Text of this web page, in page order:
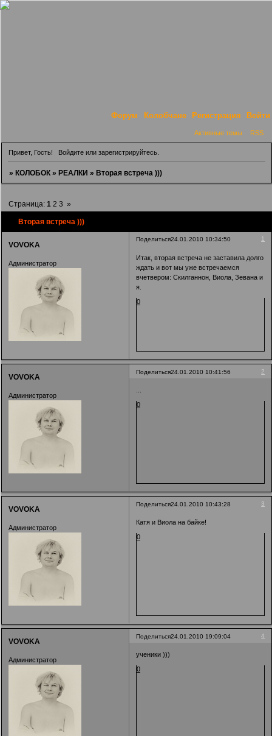
Форум Колобчане Регистрация Войти
Активные темы RSS
Привет, Гость! Войдитеили зарегистрируйтесь.
»КОЛОБОК »РЕАЛКИ »Вторая встреча )))
Вторая встреча )))
Страница:1 2 3 »
Поделиться 1
24.01.2010 10:34:50
VOVOKA
Администратор
Итак, вторая встреча не заставила долго
ждать и вот мы уже встречаемся
вчетвером: Скилганнон, Виола, Зевана и
я.
0
Поделиться 2
24.01.2010 10:41:56
VOVOKA
Администратор
0
Поделиться 3
24.01.2010 10:43:28
VOVOKA
Администратор
Катя и Виола на байке!
0
Поделиться 4
24.01.2010 19:09:04
VOVOKA
Администратор
ученики )))
0